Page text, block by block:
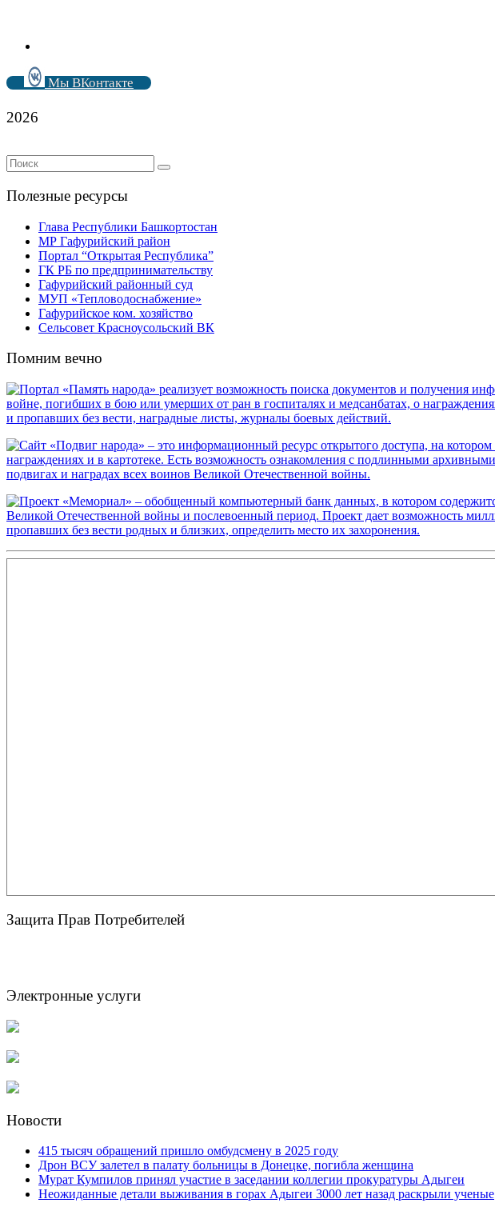
Мы ВКонтакте
2026
Полезные ресурсы
Глава Республики Башкортостан
МР Гафурийский район
Портал “Открытая Республика”
ГК РБ по предпринимательству
Гафурийский районный суд
МУП «Тепловодоснабжение»
Гафурийское ком. хозяйство
Сельсовет Красноусольский ВК
Помним вечно
Защита Прав Потребителей
Электронные услуги
Новости
415 тысяч обращений пришло омбудсмену в 2025 году
Дрон ВСУ залетел в палату больницы в Донецке, погибла женщина
Мурат Кумпилов принял участие в заседании коллегии прокуратуры Адыгеи
Неожиданные детали выживания в горах Адыгеи 3000 лет назад раскрыли ученые